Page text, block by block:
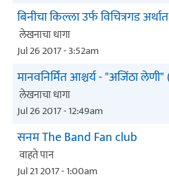
बिनीचा किल्ला उर्फ विचित्रगड
लेखनाचा धागा
Jul 26 2017 - 3:52am
मानवनिर्मित आश्चर्य - "अजिंठा
लेखनाचा धागा
Jul 26 2017 - 12:49am
सनम The Band Fan club
वाहते पान
Jul 21 2017 - 1:00am